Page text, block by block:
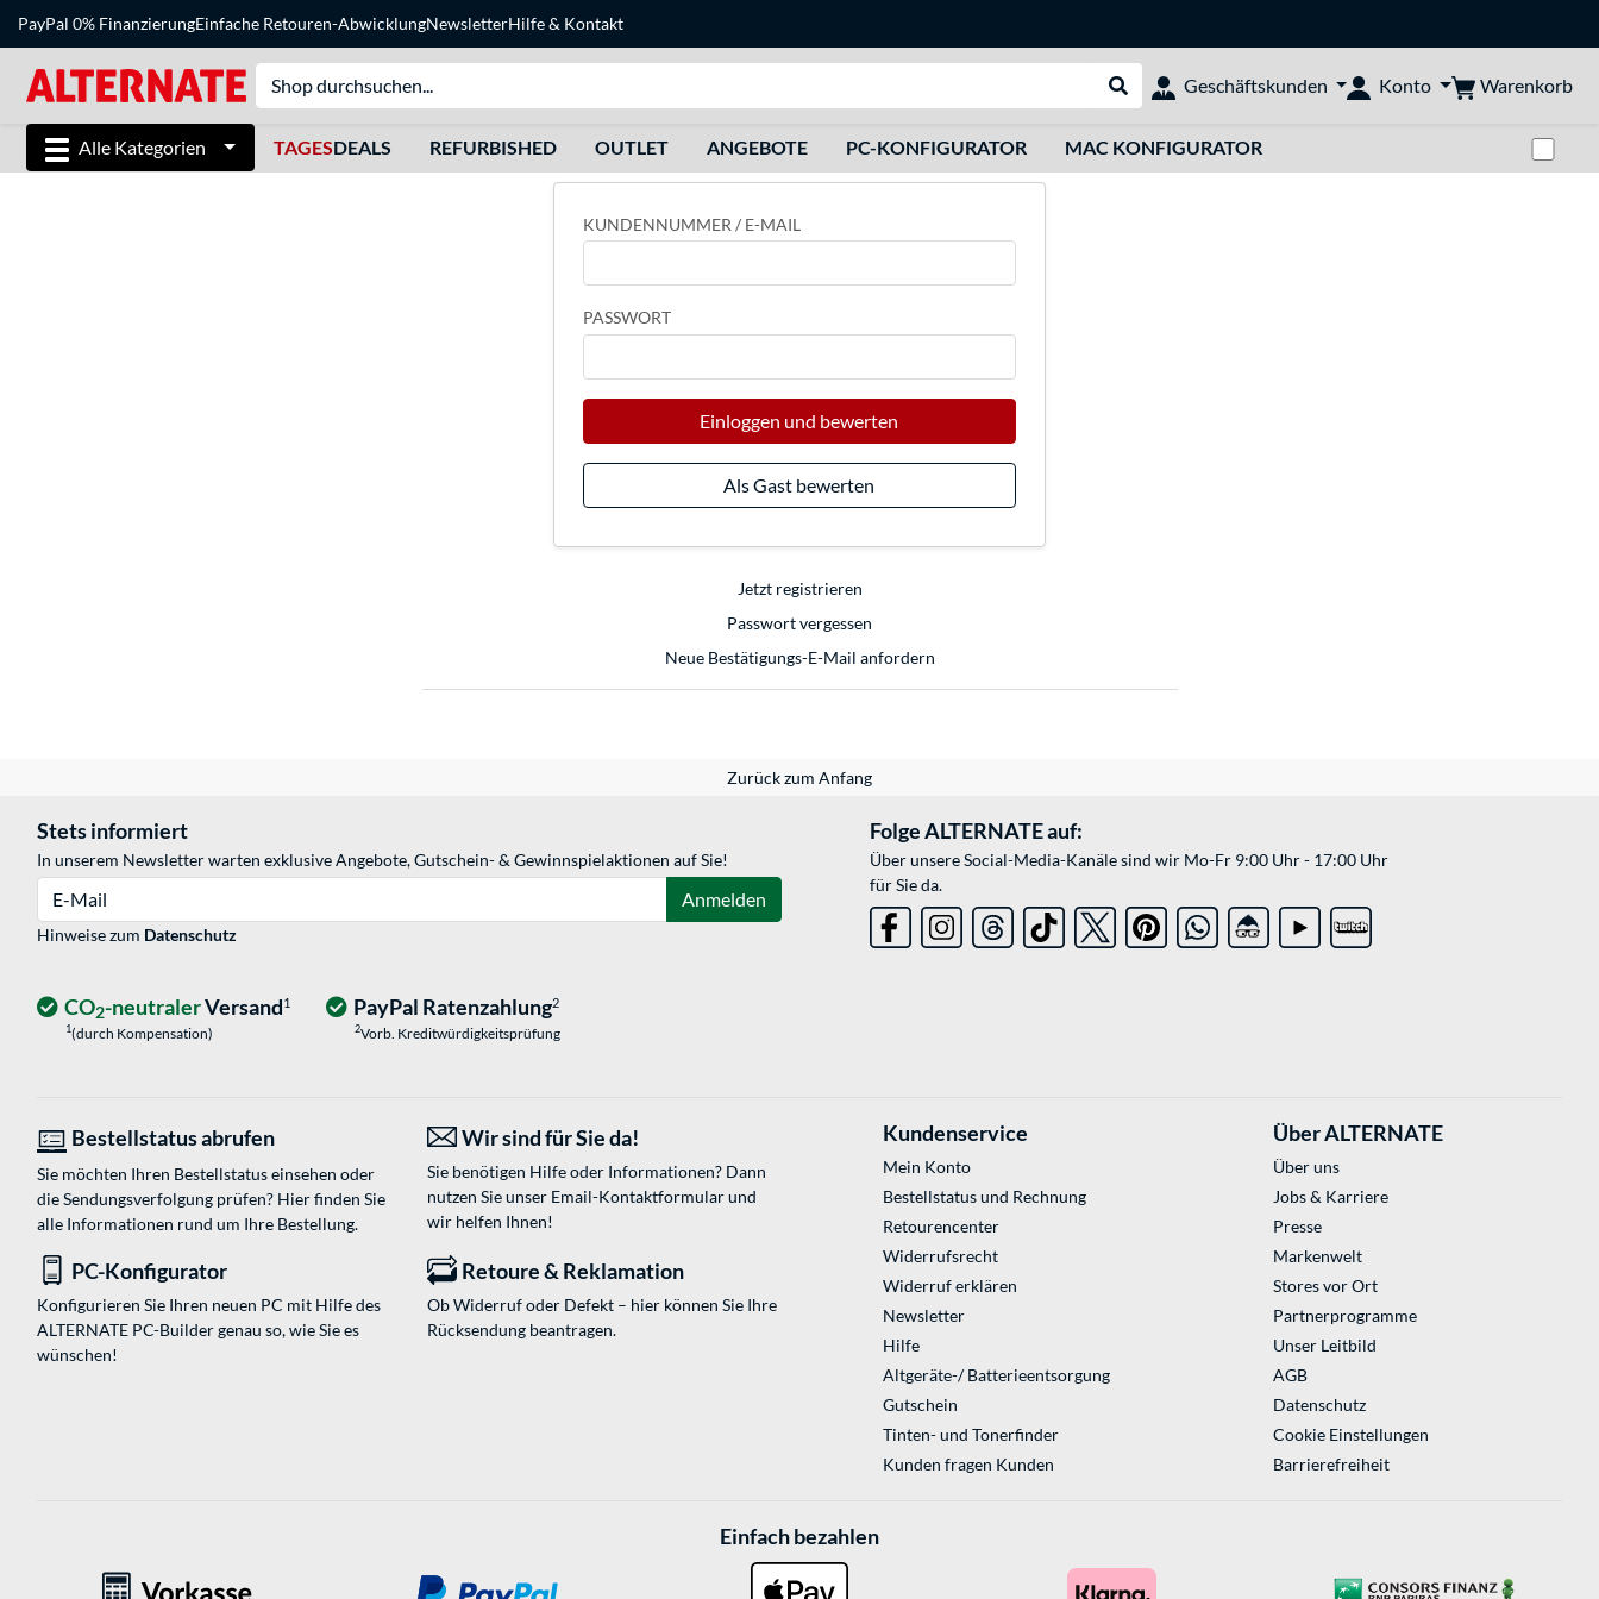
PayPal 0% FinanzierungEinfache Retouren-AbwicklungNewsletterHilfe& Kontakt
Suche durchführen
Geschäftskunden Konto Warenkorb
Alle Kategorien TAGESDEALS REFURBISHED OUTLET ANGEBOTE PC-KONFIGURATOR MAC KONFIGURATOR
KUNDENNUMMER / E-MAIL
PASSWORT
Einloggen und bewerten
Als Gast bewerten
Jetzt registrieren
Passwort vergessen
Neue Bestätigungs-E-Mail anfordern
Zurück zum Anfang
Stets informiert
In unserem Newsletter warten exklusive Angebote, Gutschein- & Gewinnspielaktionen auf Sie!
Anmelden
Hinweise zum Datenschutz
Folge ALTERNATE auf:
Über unsere Social-Media-Kanäle sind wir Mo-Fr 9:00 Uhr - 17:00 Uhr
für Sie da.
CO2-neutralerVersand1
1(durch Kompensation)
PayPal Ratenzahlung2
2Vorb. Kreditwürdigkeitsprüfung
Bestellstatus abrufen
Sie möchten Ihren Bestellstatus einsehen oder
die Sendungsverfolgung prüfen? Hier finden Sie
alle Informationen rund um Ihre Bestellung.
Wir sind für Sie da!
Sie benötigen Hilfe oder Informationen? Dann
nutzen Sie unser Email-Kontaktformularund
wir helfen Ihnen!
PC-Konfigurator
Konfigurieren Sie Ihren neuen PC mit Hilfe des
ALTERNATE PC-Builder genau so, wie Sie es
wünschen!
Retoure & Reklamation
Ob Widerruf oder Defekt – hier können Sie Ihre
Rücksendung beantragen.
Kundenservice
Mein Konto
Bestellstatus und Rechnung
Retourencenter
Widerrufsrecht
Widerruf erklären
Newsletter
Hilfe
Altgeräte-/ Batterieentsorgung
Gutschein
Tinten- und Tonerfinder
Kunden fragen Kunden
Über ALTERNATE
Über uns
Jobs & Karriere
Presse
Markenwelt
Stores vor Ort
Partnerprogramme
Unser Leitbild
AGB
Datenschutz
Cookie Einstellungen
Barrierefreiheit
Einfach bezahlen